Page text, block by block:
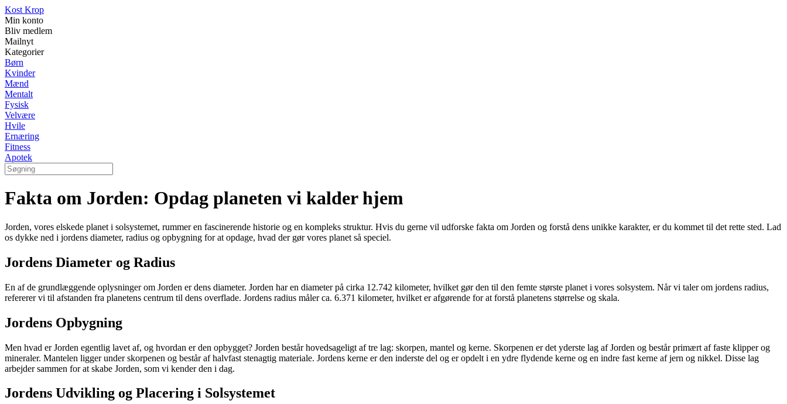
Kost Krop
Min konto
Bliv medlem
Mailnyt
Kategorier
Børn
Kvinder
Mænd
Mentalt
Fysisk
Velvære
Hvile
Ernæring
Fitness
Apotek
Fakta om Jorden: Opdag planeten vi kalder hjem
Jorden, vores elskede planet i solsystemet, rummer en fascinerende historie og en kompleks struktur. Hvis du gerne vil udforske fakta om Jorden og forstå dens unikke karakter, er du kommet til det rette sted. Lad
os dykke ned i jordens diameter, radius og opbygning for at opdage, hvad der gør vores planet så speciel.
Jordens Diameter og Radius
En af de grundlæggende oplysninger om Jorden er dens diameter. Jorden har en diameter på cirka 12.742 kilometer, hvilket gør den til den femte største planet i vores solsystem. Når vi taler om jordens radius,
refererer vi til afstanden fra planetens centrum til dens overflade. Jordens radius måler ca. 6.371 kilometer, hvilket er afgørende for at forstå planetens størrelse og skala.
Jordens Opbygning
Men hvad er Jorden egentlig lavet af, og hvordan er den opbygget? Jorden består hovedsageligt af tre lag: skorpen, mantel og kerne. Skorpenen er det yderste lag af Jorden og består primært af faste klipper og
mineraler. Mantelen ligger under skorpenen og består af halvfast stenagtig materiale. Jordens kerne er den inderste del og er opdelt i en ydre flydende kerne og en indre fast kerne af jern og nikkel. Disse lag
arbejder sammen for at skabe Jorden, som vi kender den i dag.
Jordens Udvikling og Placering i Solsystemet